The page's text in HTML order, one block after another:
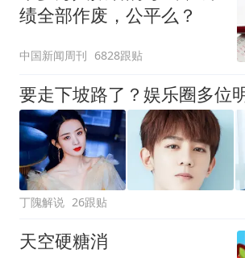
绩全部作废，公平么？
中国新闻周刊 6828跟贴
丁隗解说 26跟贴
天空硬糖消